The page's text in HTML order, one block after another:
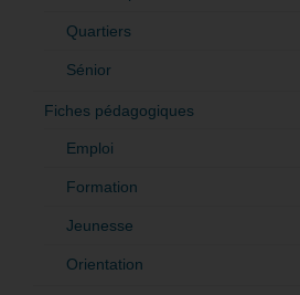
Quartiers
Sénior
Fiches pédagogiques
Emploi
Formation
Jeunesse
Orientation